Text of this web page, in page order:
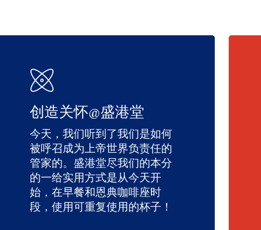
创造关怀@盛港堂
今天，我们听到了我们是如何
被呼召成为上帝世界负责任的
管家的。盛港堂尽我们的本分
的一给实用方式是从今天开
始，在早餐和恩典咖啡座时
段，使用可重复使用的杯子！